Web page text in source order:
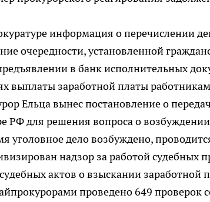
информация о перечислении
очередности, установленной
в банк исполнительных
выплаты заработной платы
Ельца вынес постановление о
РФ для решения вопроса о возбуждении
уголовное дело возбуждено,
надзор за работой судебных
актов о взыскании заработной
проведено 649 проверок